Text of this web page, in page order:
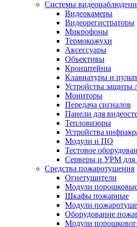
Системы
Видеокамеры
Видеорегистраторы
Микрофоны
Термокожухи
Аксессуары
Объективы
Кронштейны
Клавиатуры и
Устройства защиты
Мониторы
Передача сигналов
Панели для
Тепловизоры
Устройства
Модули и ПО
Тестовое
Серверы и УРМ для
Средства пожаротушения
Огнетушители
Модули
Шкафы пожарные
Модули
Оборудование
Модули